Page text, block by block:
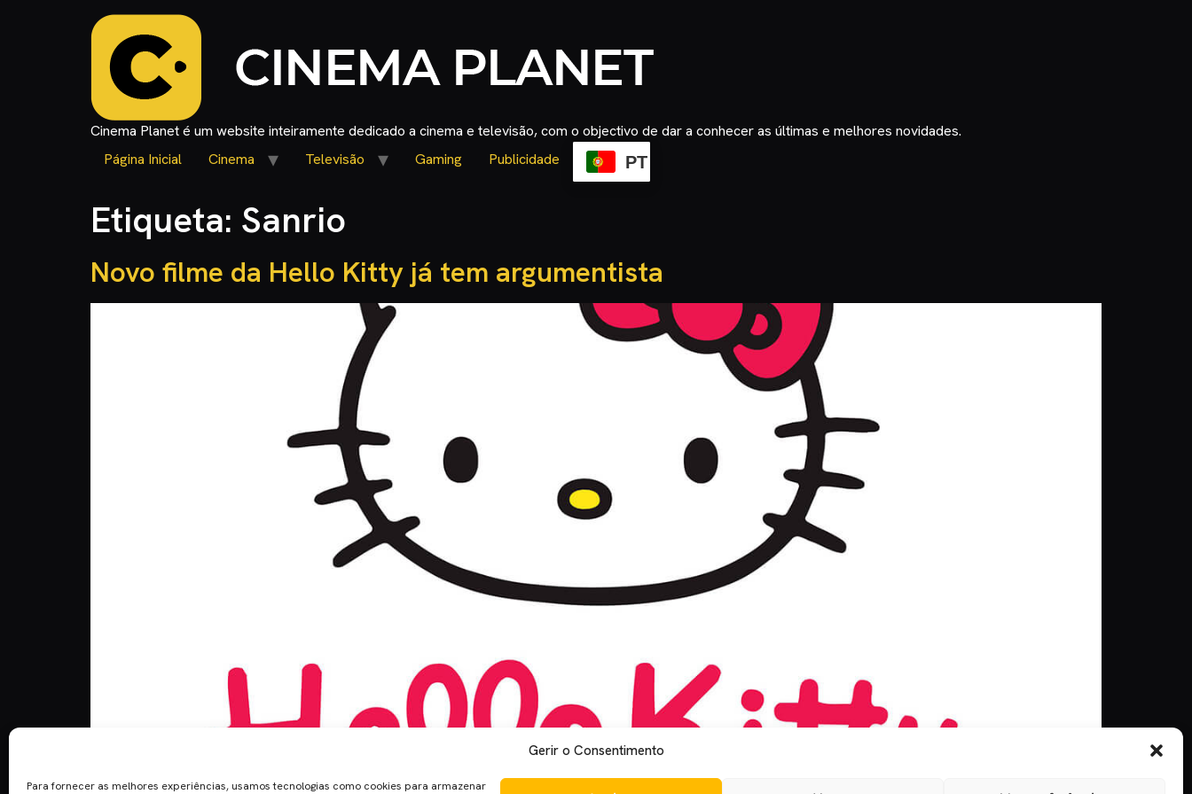
Gerir o Consentimento
Para fornecer as melhores experiências, usamos tecnologias como cookies para armazenar
Cinema Planet é um website inteiramente dedicado a cinema e televisão, com o objectivo de dar a conhecer as últimas e melhores novidades.
Página Inicial
Cinema Televisão Gaming Publicidade PT
Etiqueta: Sanrio
Novo filme da Hello Kitty já tem argumentista
tem trazido para si. De repente, Kitty White ganha uma aliada de peso para a sua viagem até Hollywood. Beer tem dois filmes de longa duração […]